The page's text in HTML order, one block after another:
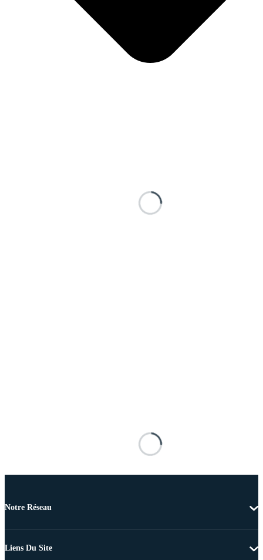
Notre Réseau
Liens Du Site